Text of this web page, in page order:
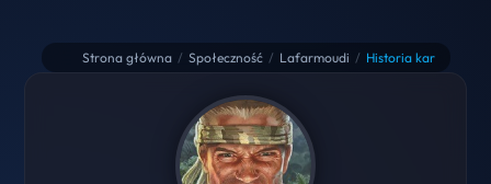
Strona główna / Społeczność / Lafarmoudi / Historia kar